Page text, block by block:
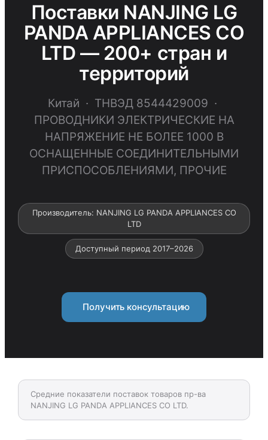
Поставки NANJING LG
PANDA APPLIANCES CO
LTD — 200+ стран и
территорий
Китай · ТНВЭД 8544429009 ·
ПРОВОДНИКИ ЭЛЕКТРИЧЕСКИЕ НА
НАПРЯЖЕНИЕ НЕ БОЛЕЕ 1000 В
ОСНАЩЕННЫЕ СОЕДИНИТЕЛЬНЫМИ
ПРИСПОСОБЛЕНИЯМИ, ПРОЧИЕ
Производитель: NANJING LG PANDA APPLIANCES CO
LTD
Доступный период 2017–2026
Получить консультацию
Средние показатели поставок товаров пр-ва
NANJING LG PANDA APPLIANCES CO LTD.